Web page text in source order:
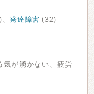
、発達障害 (32)
気が湧かない、疲労